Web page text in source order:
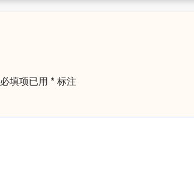
必填项已用 * 标注